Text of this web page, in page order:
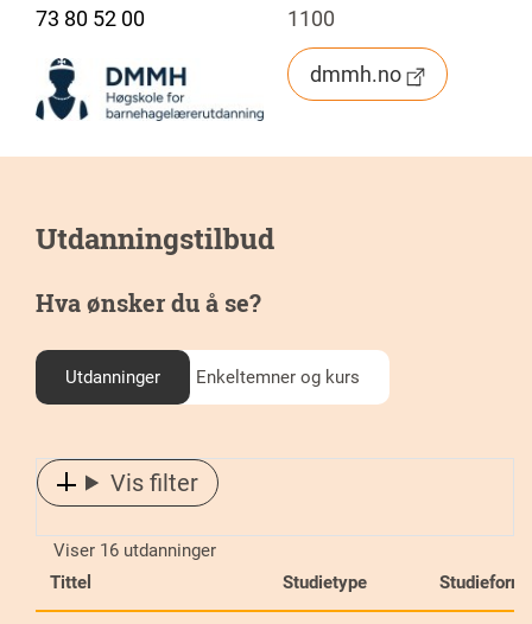
73 80 52 00
1100
dmmh.no
Utdanningstilbud
Hva ønsker du å se?
Utdanninger Enkeltemner og kurs
Vis filter
Viser 16 utdanninger
Tittel
Studietype Studieform